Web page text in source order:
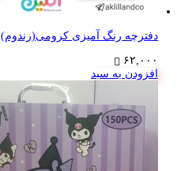
دفترچه رنگ آمیزی کرومی(رندوم)
۶۲,۰۰۰
افزودن به سبد